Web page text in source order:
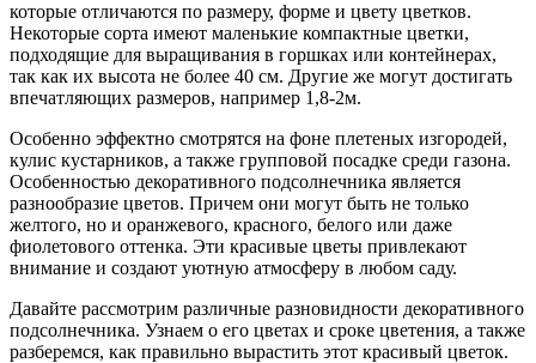
которые отличаются по размеру, форме и цвету цветков.
Некоторые сорта имеют маленькие компактные цветки,
подходящие для выращивания в горшках или контейнерах,
так как их высота не более 40 см. Другие же могут достигать
впечатляющих размеров, например 1,8-2м.
Особенно эффектно смотрятся на фоне плетеных изгородей,
кулис кустарников, а также групповой посадке среди газона.
Особенностью декоративного подсолнечника является
разнообразие цветов. Причем они могут быть не только
желтого, но и оранжевого, красного, белого или даже
фиолетового оттенка. Эти красивые цветы привлекают
внимание и создают уютную атмосферу в любом саду.
Давайте рассмотрим различные разновидности декоративного
подсолнечника. Узнаем о его цветах и сроке цветения, а также
разберемся, как правильно вырастить этот красивый цветок.